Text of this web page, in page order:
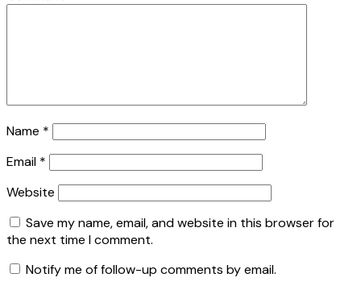
Name *
Email *
Website
Save my name, email, and website in this browser for
the next time I comment.
Notify me of follow-up comments by email.